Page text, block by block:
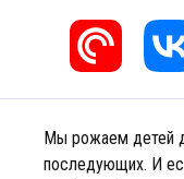
Мы рожаем детей
последующих. И